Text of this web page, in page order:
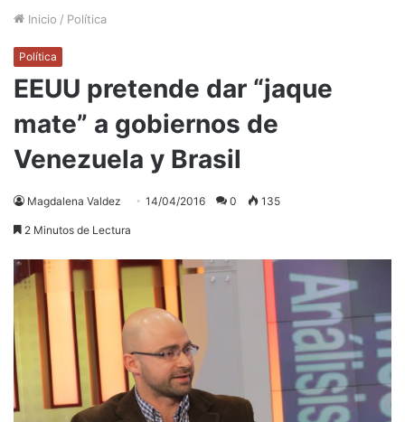
Inicio / Política
Política
EEUU pretende dar “jaque
mate” a gobiernos de
Venezuela y Brasil
Magdalena Valdez 14/04/2016 0 135
2 Minutos de Lectura